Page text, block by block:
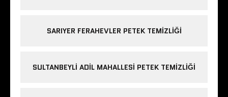
SARIYER FERAHEVLER PETEK TEMIZLIĞI
SULTANBEYLI ADIL MAHALLESI PETEK TEMIZLIĞI